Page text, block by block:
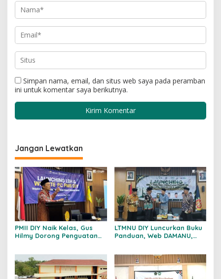
Simpan nama, email, dan situs web saya pada peramban
ini untuk komentar saya berikutnya.
Jangan Lewatkan
PMII DIY Naik Kelas, Gus
Hilmy Dorong Penguatan
LTMNU DIY Luncurkan Buku
Panduan, Web DAMANU,